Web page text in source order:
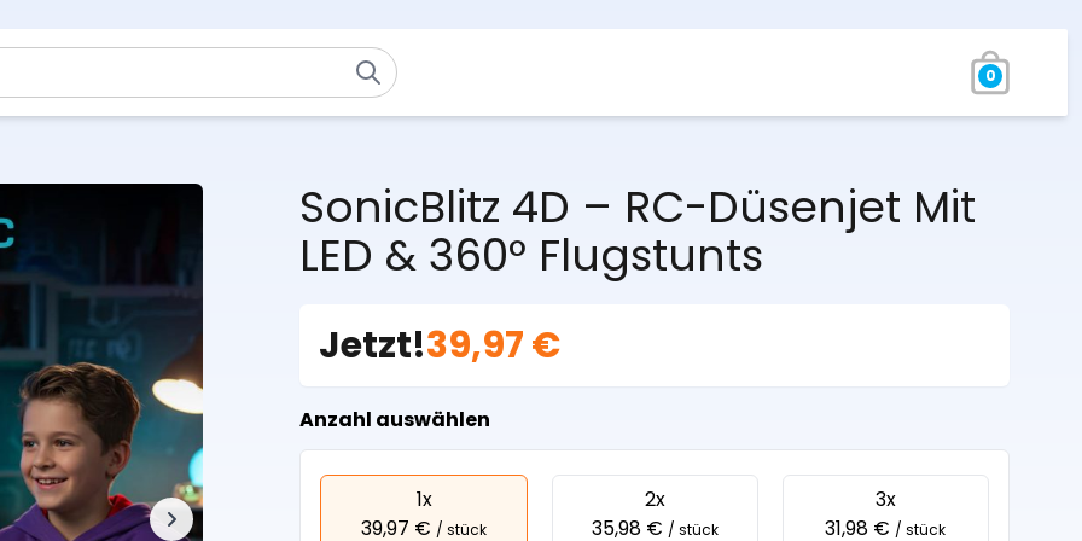
0
SonicBlitz 4D – RC-Düsenjet Mit
LED & 360° Flugstunts
Jetzt!39,97 €
Anzahl auswählen
1x
39,97 € / stück
2x
35,98 € / stück
3x
31,98 € / stück